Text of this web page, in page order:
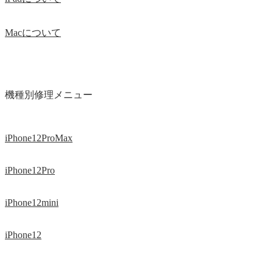
Macについて
機種別修理メニュー
iPhone12ProMax
iPhone12Pro
iPhone12mini
iPhone12